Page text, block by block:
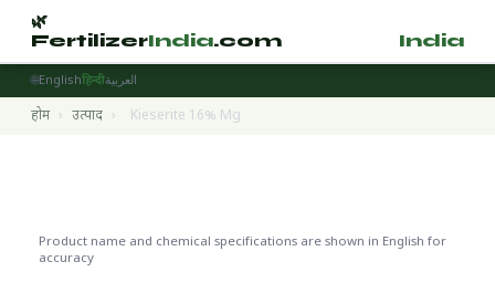
🌿
FertilizerIndia.com India
🌐Englishहिन्दीالعربية
होम › उत्पाद › Kieserite 16% Mg
Product name and chemical specifications are shown in English for
accuracy